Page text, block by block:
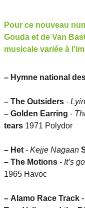
Pour ce nouveau
Gouda et de Van
musicale variée à
– Hymne national
– The Outsiders -
– Golden Earring -
tears 1971 Polydor
– Het - Kejje Nagaan
– The Motions - It’s
1965 Havoc
– Alamo Race Track -